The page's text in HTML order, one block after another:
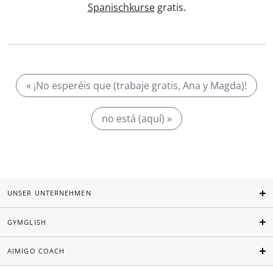
Spanischkursegratis.
« ¡No esperéis que (trabaje gratis, Ana y Magda)!
no está (aquí) »
UNSER UNTERNEHMEN
GYMGLISH
AIMIGO COACH